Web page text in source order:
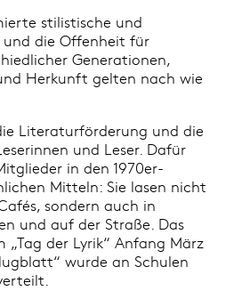
stilistische und
die Offenheit für
Generationen,
Herkunft gelten nach wie
Literaturförderung und die
und Leser. Dafür
in den 1970er-
Mitteln: Sie lasen nicht
sondern auch in
und auf der Straße. Das
„Tag der Lyrik“ Anfang März
wurde an Schulen